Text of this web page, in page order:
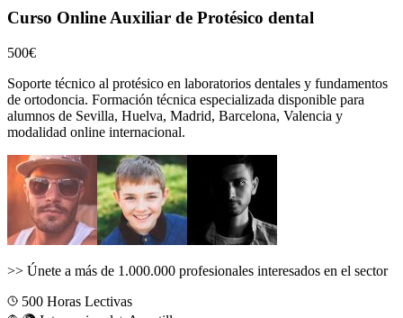
Curso Online Auxiliar de Protésico dental
500€
Soporte técnico al protésico en laboratorios dentales y fundamentos
de ortodoncia. Formación técnica especializada disponible para
alumnos de Sevilla, Huelva, Madrid, Barcelona, Valencia y
modalidad online internacional.
>> Únete a más de 1.000.000 profesionales interesados en el sector
500 Horas Lectivas